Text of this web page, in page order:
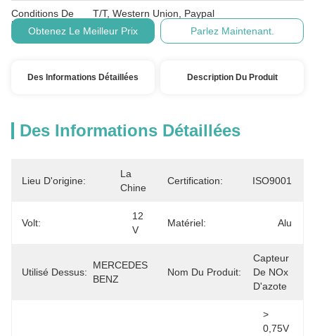
Conditions De
Paiement:
T/T, Western Union, Paypal
Obtenez Le Meilleur Prix
Parlez Maintenant.
Des Informations Détaillées Description Du Produit
Des Informations Détaillées
Lieu D'origine:
La
Chine
Certification: ISO9001
Volt:
12
V
Matériel: Alu
Utilisé Dessus:
MERCEDES
BENZ
Nom Du Produit:
Capteur
De NOx
D'azote
>
0,75V